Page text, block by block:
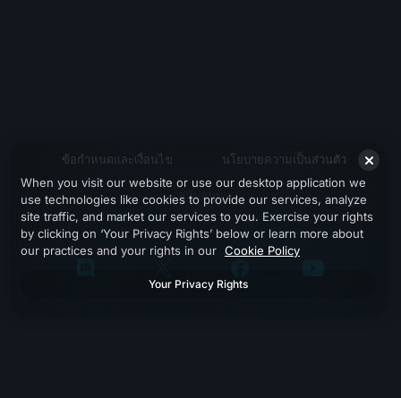
ข้อกำหนดและเงื่อนไข นโยบายความเป็นส่วนตัว
สนับสนุน
When you visit our website or use our desktop application we
use technologies like cookies to provide our services, analyze
site traffic, and market our services to you. Exercise your rights
by clicking on ‘Your Privacy Rights’ below or learn more about
our practices and your rights in our Cookie Policy
Your Privacy Rights